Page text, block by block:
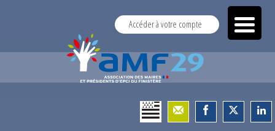
Accéder à votre compte